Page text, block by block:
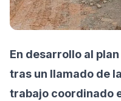
En desarrollo al
tras un llamado de
trabajo coordinado